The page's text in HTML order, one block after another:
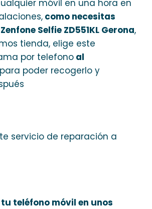
móvil en una hora en
como necesitas
Selfie ZD551KL Gerona,
tienda, elige este
por telefono al
para poder recogerlo y
servicio de reparación a
tu teléfono móvil en unos